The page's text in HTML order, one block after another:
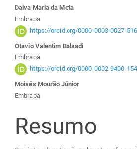
Conteúdo
do
artigo
principal
Dalva Maria da Mota
Embrapa
https://orcid.org/0000-0003-0027-
Otavio Valentim Balsadi
Embrapa
https://orcid.org/0000-0002-9400-
Moisés Mourão Júnior
Embrapa
Resumo